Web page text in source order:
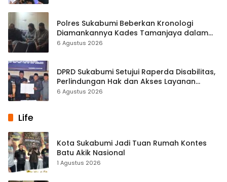
Polres Sukabumi Beberkan Kronologi
Diamankannya Kades Tamanjaya dalam
Kasus Sabu
6 Agustus 2026
DPRD Sukabumi Setujui Raperda Disabilitas,
Perlindungan Hak dan Akses Layanan
Diperkuat
6 Agustus 2026
Life
Kota Sukabumi Jadi Tuan Rumah Kontes
Batu Akik Nasional
1 Agustus 2026